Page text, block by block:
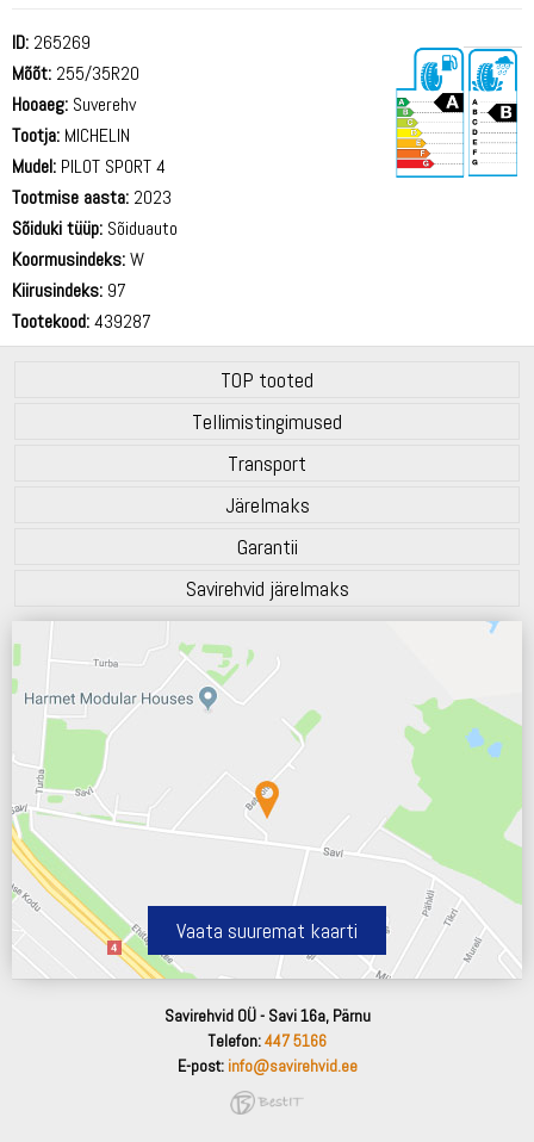
ID: 265269
Mõõt: 255/35R20
Hooaeg: Suverehv
Tootja: MICHELIN
Mudel: PILOT SPORT 4
Tootmise aasta: 2023
Sõiduki tüüp: Sõiduauto
Koormusindeks:W
Kiirusindeks: 97
Tootekood:439287
TOP tooted
Tellimistingimused
Transport
Järelmaks
Garantii
Savirehvid järelmaks
Vaata suuremat kaarti
Savirehvid OÜ - Savi 16a, Pärnu
Telefon:447 5166
E-post: info@savirehvid.ee